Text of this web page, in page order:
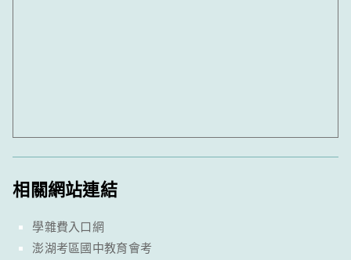
相關網站連結
學雜費入口網
澎湖考區國中教育會考